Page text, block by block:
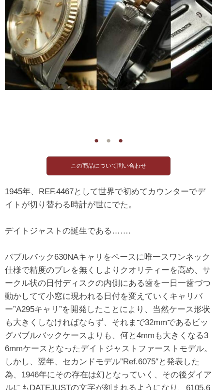
● ● ●
1945年、REF.4467として世界で初めてカウンターでデ
イトが切り替わる時計が世にでた。
デイトジャストの誕生である…….
バブルバック630NAキャリをベースに唯一スワンネック
仕様で精度のブレを無くしよりクオリティーを高め、サ
ークル状の日付ディスクの内側にある歯を一日一歯づつ
動かしてて小窓に現われる日付を変えていくキャリバ
ー”A295キャリ”を開発したことにより、当然ケース形状
も大きくしなければならず、それまで32mmであるビッ
グバブルバックケースよりも、何と4mmも大きくなる3
6mmケースとなったデイトジャストファーストモデル。
しかし、翌年、セカンドモデル”Ref.6075″と発表した
為、1946年にその存在は幻となっていく、その後ダイア
ルにもDATEJUSTの文字が刻まれるようになり、6105,6